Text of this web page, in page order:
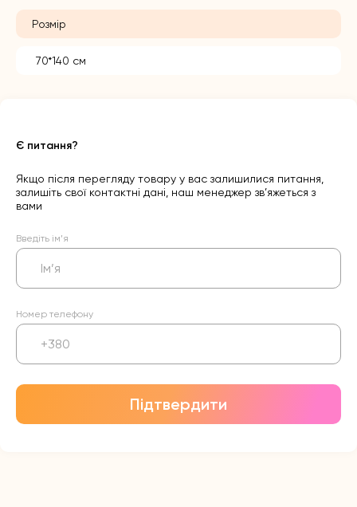
Розмір
70*140 см
Є питання?
Якщо після перегляду товару у вас залишилися питання,
залишіть свої контактні дані, наш менеджер зв’яжеться з
вами
Введіть ім’я
Номер телефону
Підтвердити